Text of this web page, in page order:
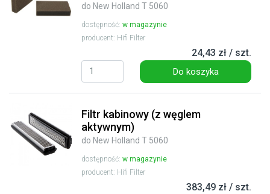
do New Holland T 5060
dostępność: w magazynie
producent: Hifi Filter
24,43 zł / szt.
Do koszyka
Filtr kabinowy (z węglem
aktywnym)
do New Holland T 5060
dostępność: w magazynie
producent: Hifi Filter
383,49 zł / szt.